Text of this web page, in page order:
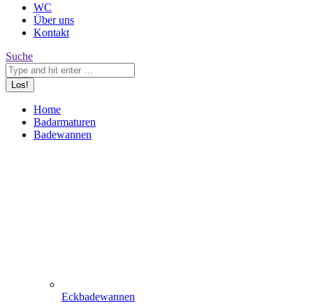
WC
Über uns
Kontakt
Search:
Suche
Home
Badarmaturen
Badewannen
Eckbadewannen